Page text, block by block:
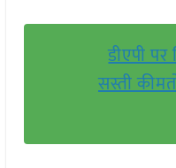
डीएपी
सस्ती